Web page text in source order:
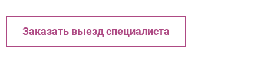
Заказать выезд специалиста